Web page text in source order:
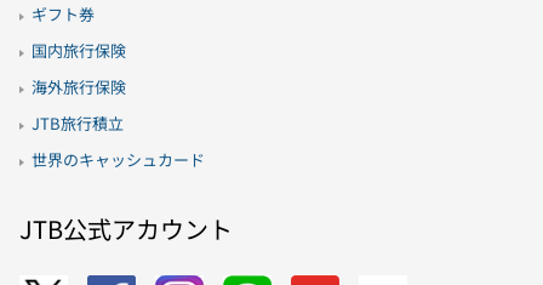
ギフト券
国内旅行保険
海外旅行保険
JTB旅行積立
世界のキャッシュカード
JTB公式アカウント